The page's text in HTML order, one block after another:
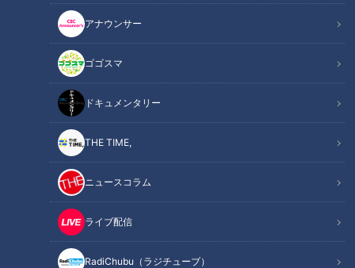
アナウンサー
ゴゴスマ
ドキュメンタリー
THE TIME,
ニュースコラム
ライブ配信
RadiChubu（ラジチューブ）
毎週月～金曜日の夕方、CBCテレビで放送中の情報番組【チ
ャント！】。火曜日の人気コーナー『教えマスター』では、
様々なジャンルの達人（マスター）から教えを請い、使える＆
役立つ情報をお届けしています。
これまで栗・チョコ・イチゴマスターとして3度登場している